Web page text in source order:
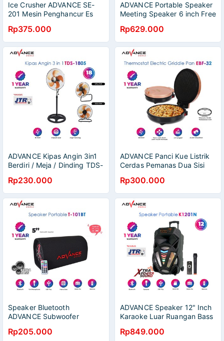
Ice Crusher ADVANCE SE-
201 Mesin Penghancur Es
Rp375.000
ADVANCE Portable Speaker
Meeting Speaker 6 inch Free
1 Tahun
Rp629.000
ADVANCE Kipas Angin 3in1
Berdiri / Meja / Dinding TDS-
Advance 1 Tahun
Rp230.000
ADVANCE Panci Kue Listrik
Cerdas Pemanas Dua Sisi
Mesin Penggorengan Mesin
Pancake Mesin Sarapan
Sandwich
Rp300.000
Speaker Bluetooth
ADVANCE Subwoofer
Aktif Wireless T101BT
Rp205.000
ADVANCE Speaker 12" Inch
Karaoke Luar Ruangan Bass
K1201N
Rp849.000